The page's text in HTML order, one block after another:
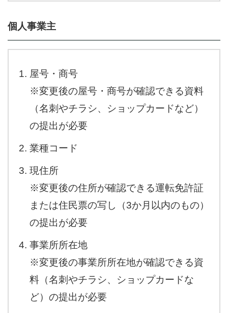
個人事業主
屋号・商号
※変更後の屋号・商号が確認できる資料
（名刺やチラシ、ショップカードなど）
の提出が必要
業種コード
現住所
※変更後の住所が確認できる運転免許証
または住民票の写し（3か月以内のもの）
の提出が必要
事業所所在地
※変更後の事業所所在地が確認できる資
料（名刺やチラシ、ショップカードな
ど）の提出が必要